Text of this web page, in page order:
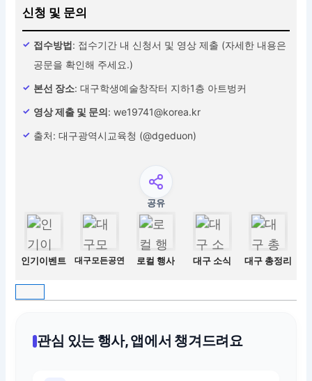
신청 및 문의
접수방법 : 접수기간 내 신청서 및 영상 제출 (자세한 내용은
공문을 확인해 주세요.)
본선 장소: 대구학생예술창작터 지하1층 아트벙커
영상 제출 및 문의 : we19741@korea.kr
출처: 대구광역시교육청 (@dgeduon)
공유
인기이벤트 대구모든공연 로컬 행사 대구 소식 대구 총정리
관심 있는 행사, 앱에서 챙겨드려요